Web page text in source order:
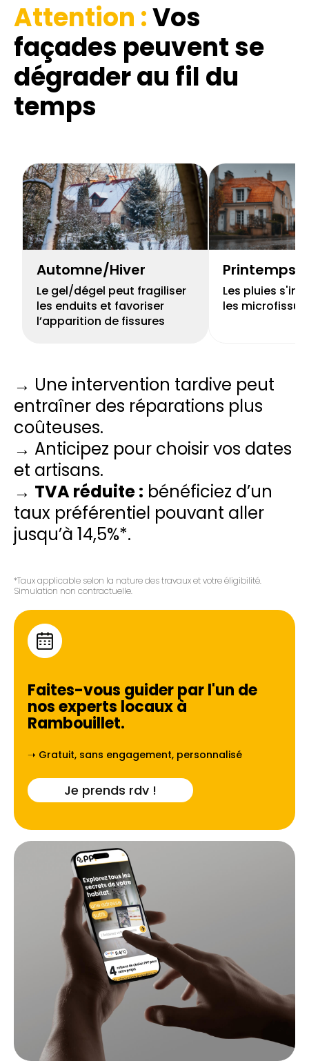
Attention :Vos
façades peuvent se
dégrader au fil du
temps
Automne/Hiver
Le gel/dégel peut fragiliser
les enduits et favoriser
l’apparition de fissures
Printemps
Les pluies
les
→ Une intervention tardive peut
entraîner des réparations plus
coûteuses.
→ Anticipez pour choisir vos dates
et artisans.
→ TVA réduite : bénéficiez d’un
taux préférentiel pouvant aller
jusqu’à 14,5%*.
*Taux applicable selon la nature des travaux et votre éligibilité.
Simulation non contractuelle.
Faites-vous guider par l'un de
nos experts locaux à
Rambouillet.
➝ Gratuit, sans engagement, personnalisé
Je prends rdv !